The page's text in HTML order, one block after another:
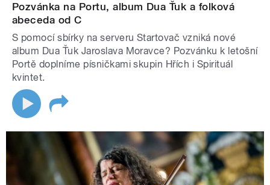
Pozvánka na Portu, album Dua Ťuk a folková
abeceda od C
S pomocí sbírky na serveru Startovač vzniká nové
album Dua Ťuk Jaroslava Moravce? Pozvánku k letošní
Portě doplníme písničkami skupin Hřích i Spirituál
kvintet.